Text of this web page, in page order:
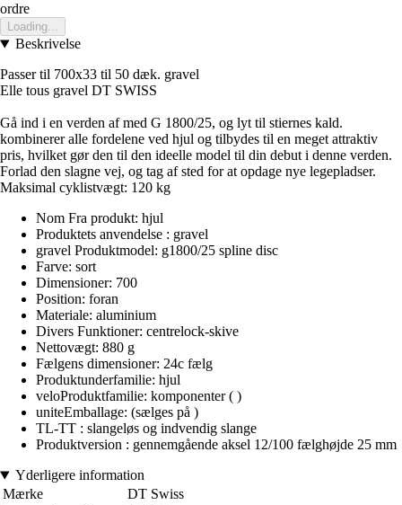
ordre
Loading...
Beskrivelse
Passer til 700x33 til 50 dæk. gravel
Elle tous gravel DT SWISS
Gå ind i en verden af med G 1800/25, og lyt til stiernes kald.
kombinerer alle fordelene ved hjul og tilbydes til en meget attraktiv
pris, hvilket gør den til den ideelle model til din debut i denne verden.
Forlad den slagne vej, og tag af sted for at opdage nye legepladser.
Maksimal cyklistvægt: 120 kg
Nom Fra produkt: hjul
Produktets anvendelse : gravel
gravel Produktmodel: g1800/25 spline disc
Farve: sort
Dimensioner: 700
Position: foran
Materiale: aluminium
Divers Funktioner: centrelock-skive
Nettovægt: 880 g
Fælgens dimensioner: 24c fælg
Produktunderfamilie: hjul
veloProduktfamilie: komponenter ( )
uniteEmballage: (sælges på )
TL-TT : slangeløs og indvendig slange
Produktversion : gennemgående aksel 12/100 fælghøjde 25 mm
Yderligere information
Mærke
DT Swiss